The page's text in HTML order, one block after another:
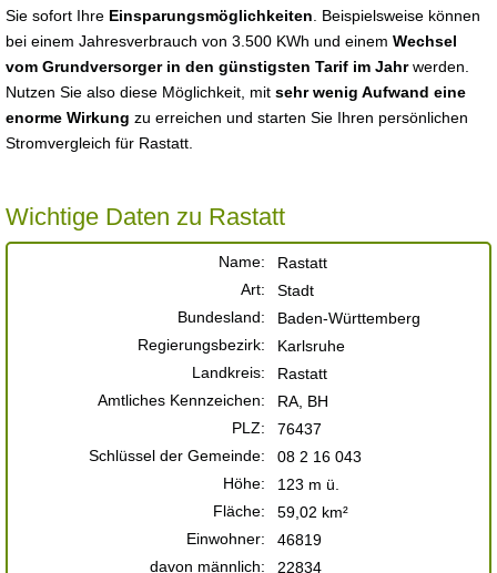
Sie sofort Ihre Einsparungsmöglichkeiten . Beispielsweise können
bei einem Jahresverbrauch von 3.500 KWh und einem Wechsel
vom Grundversorger in den günstigsten Tarif im Jahrwerden.
Nutzen Sie also diese Möglichkeit, mit sehr wenig Aufwand eine
enorme Wirkung zu erreichen und starten Sie Ihren persönlichen
Stromvergleich für Rastatt.
Wichtige Daten zu Rastatt
Name:
Rastatt
Art:
Stadt
Bundesland:
Baden-Württemberg
Regierungsbezirk:
Karlsruhe
Landkreis:
Rastatt
Amtliches Kennzeichen:
RA, BH
PLZ:
76437
Schlüssel der Gemeinde:
08 2 16 043
Höhe:
123 m ü.
Fläche:
59,02 km²
Einwohner:
46819
davon männlich:
22834